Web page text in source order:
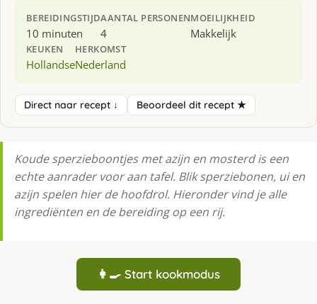
BEREIDINGSTIJD
10 minuten
AANTAL PERSONEN
4
MOEILIJKHEID
Makkelijk
KEUKEN
Hollandse
HERKOMST
Nederland
Direct naar recept ↓ Beoordeel dit recept ★
Koude sperzieboontjes met azijn en mosterd is een
echte aanrader voor aan tafel. Blik sperziebonen, ui en
azijn spelen hier de hoofdrol. Hieronder vind je alle
ingrediënten en de bereiding op een rij.
👩‍🍳 Start kookmodus